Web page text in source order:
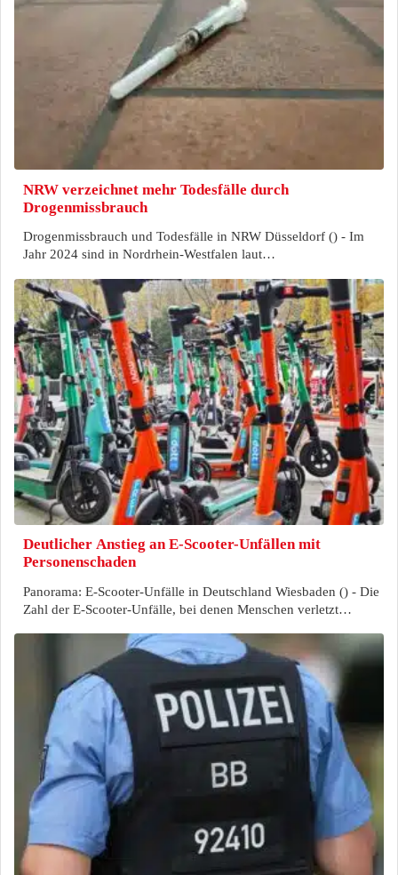
NRW verzeichnet mehr Todesfälle durch
Drogenmissbrauch
Drogenmissbrauch und Todesfälle in NRW Düsseldorf () - Im
Jahr 2024 sind in Nordrhein-Westfalen laut…
Deutlicher Anstieg an E-Scooter-Unfällen mit
Personenschaden
Panorama: E-Scooter-Unfälle in Deutschland Wiesbaden () - Die
Zahl der E-Scooter-Unfälle, bei denen Menschen verletzt…